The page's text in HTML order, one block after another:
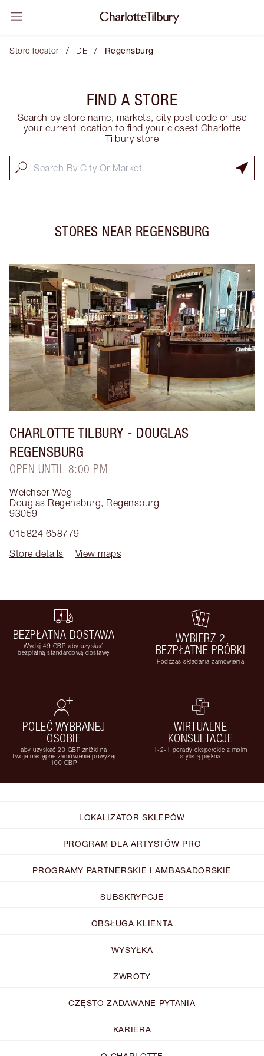
Store locator / DE / Regensburg
FIND A STORE
Search by store name, markets, city post code or use
your current location to find your closest Charlotte
Tilbury store
STORES NEAR REGENSBURG
CHARLOTTE TILBURY - DOUGLAS
REGENSBURG
OPEN UNTIL 8:00 PM
Weichser Weg
Douglas Regensburg, Regensburg
93059
015824 658779
Store details
View maps
BEZPŁATNA DOSTAWA
Wydaj 49 GBP, aby uzyskać
bezpłatną standardową dostawę
WYBIERZ 2
BEZPŁATNE PRÓBKI
Podczas składania zamówienia
POLEĆ WYBRANEJ
OSOBIE
aby uzyskać 20 GBP zniżki na
Twoje następne zamówienie powyżej
100 GBP
WIRTUALNE
KONSULTACJE
1-2-1 porady eksperckie z moim
stylistą piękna
LOKALIZATOR SKLEPÓW
PROGRAM DLA ARTYSTÓW PRO
PROGRAMY PARTNERSKIE I AMBASADORSKIE
SUBSKRYPCJE
OBSŁUGA KLIENTA
WYSYŁKA
ZWROTY
CZĘSTO ZADAWANE PYTANIA
KARIERA